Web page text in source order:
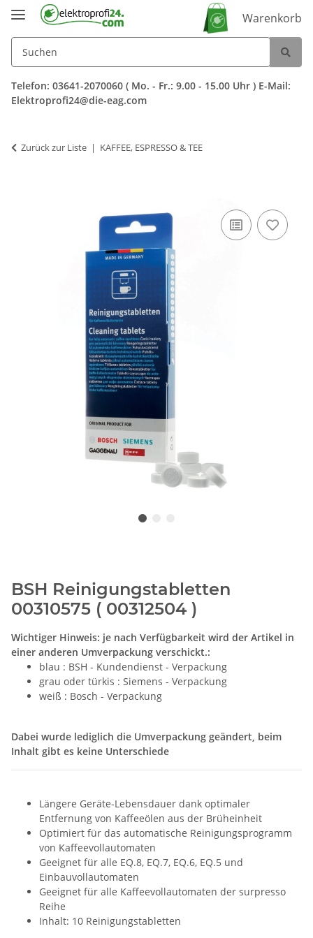
Warenkorb
Telefon: 03641-2070060 ( Mo. - Fr.: 9.00 - 15.00 Uhr ) E-Mail:
Elektroprofi24@die-eag.com
Zurück zur Liste KAFFEE, ESPRESSO & TEE
BSH Reinigungstabletten
00310575 ( 00312504 )
Wichtiger Hinweis: je nach Verfügbarkeit wird der Artikel in
einer anderen Umverpackung verschickt.:
blau : BSH - Kundendienst - Verpackung
grau oder türkis : Siemens - Verpackung
weiß : Bosch - Verpackung
Dabei wurde lediglich die Umverpackung geändert, beim
Inhalt gibt es keine Unterschiede
Längere Geräte-Lebensdauer dank optimaler
Entfernung von Kaffeeölen aus der Brüheinheit
Optimiert für das automatische Reinigungsprogramm
von Kaffeevollautomaten
Geeignet für alle EQ.8, EQ.7, EQ.6, EQ.5 und
Einbauvollautomaten
Geeignet für alle Kaffeevollautomaten der surpresso
Reihe
Inhalt: 10 Reinigungstabletten